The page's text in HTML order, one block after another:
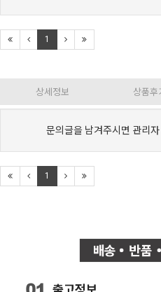
1
상세정보 상품후
문의글을 남겨주시면 관리
1